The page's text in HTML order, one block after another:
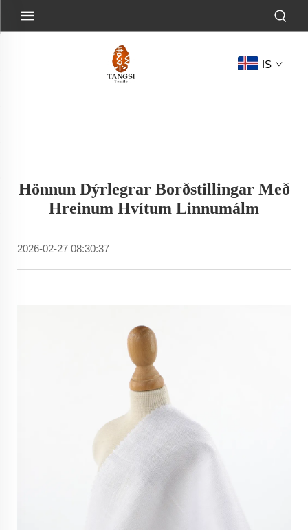
IS
Hönnun Dýrlegrar Borðstillingar Með
Hreinum Hvítum Linnumálm
2026-02-27 08:30:37